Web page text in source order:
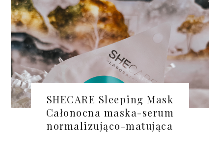
SHECARE Sleeping Mask
Całonocna maska-serum
normalizująco-matująca